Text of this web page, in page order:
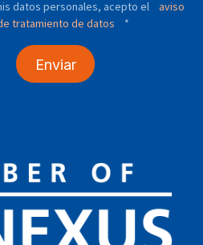
datos personales, acepto el
aviso
tratamiento de datos *
Enviar